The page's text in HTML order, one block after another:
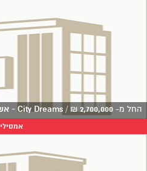
החל מ- 2,700,000
₪
/ City Dreams - אשדוד
אמסילי